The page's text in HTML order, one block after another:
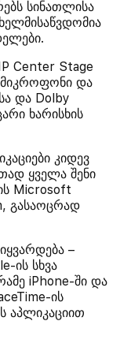
სინათლისა
Center Stage
მიკროფონი და
და Dolby
ხარისხის
კიდევ
ყველა შენი
Microsoft
გასაოცრად
–
ის სხვა
iPhone-ში და
ის
აპლიკაციით